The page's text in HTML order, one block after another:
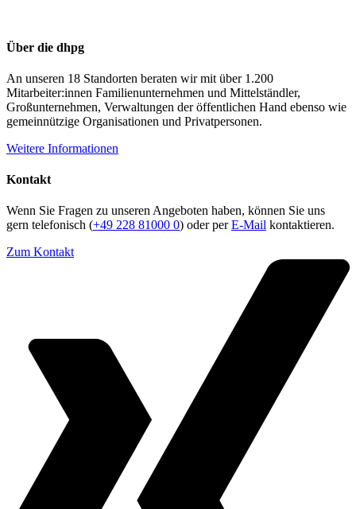
Über die dhpg
An unseren 18 Standorten beraten wir mit über 1.200
Mitarbeiter:innen Familienunternehmen und Mittelständler,
Großunternehmen, Verwaltungen der öffentlichen Hand ebenso wie
gemeinnützige Organisationen und Privatpersonen.
Weitere Informationen
Kontakt
Wenn Sie Fragen zu unseren Angeboten haben, können Sie uns
gern telefonisch (+49 228 81000 0) oder perE-Mail kontaktieren.
Zum Kontakt